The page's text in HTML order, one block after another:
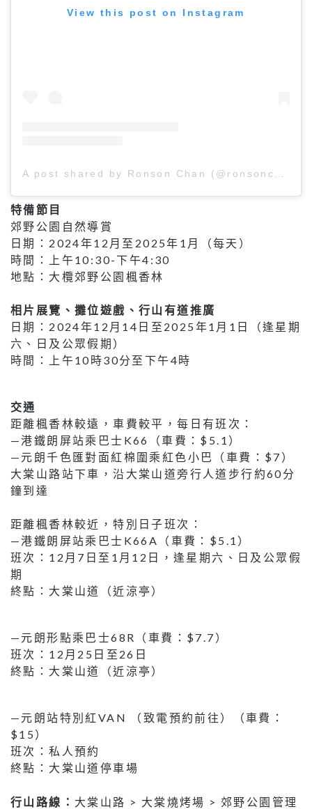
View this post on Instagram
特備節目
郊野公園自然導賞
日期：2024年12月至2025年1月（每天）
時間：上午10:30-下午4:30
地點：大欖郊野公園楓香林
相片展覽、攤位遊戲、行山有道推廣
日期：2024年12月14日至2025年1月1日（逢星期
六、日及公眾假期）
時間：上午10時30分至下午4時
交通
距離楓香林較遠，車費較平，每日有班次：
—港鐵朗屏站乘巴士K66（車費：$5.1）
—元朗千色匯對面紅棉圍乘紅色小巴（車費：$7）
大棠山路站下車，沿大棠山道旁行人道步行約60分
鐘到達
距離楓香林較近，特別日子班次：
—港鐵朗屏站乘巴士K66A（車費：$5.1）
班次：12月7日至1月12日，逢星期六、日及公眾假
期
終點：大棠山道（近涼亭）
—元朗形點乘巴士68R（車費：$7.7）
班次：12月25日至26日
終點：大棠山道（近涼亭）
—元朗站特別紅VAN （致電預約前往）（車費：
$15）
班次：私人預約
終點：大棠山道停車場
行山路線： 大棠山路 > 大棠燒烤場 > 郊野公園管理